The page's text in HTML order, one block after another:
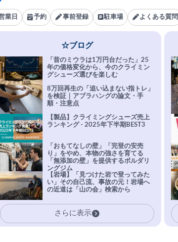
業日 予約 事前登録 駐車場 よくある質問
☆ブログ
「昔のミウラは1万円台だった」25
年の価格変化から、今のクライミン
グシューズ選びを楽しむ
8万回再生の「追い込まない指トレ」
を検証｜アブラハングの論文・手
順・注意点
【製品】クライミングシューズ売上
ランキング - 2025年下半期BEST3
「おもてなしの壁」「完登の安売
り」をやめ、本物の強さを育てる
「無添加の壁」を提供するボルダリ
ングジム
【岩場】「見つけた岩で登ってみた
い」その自己流、事故の元！岩場へ
の近道は「山の会」検索から
さらに表示